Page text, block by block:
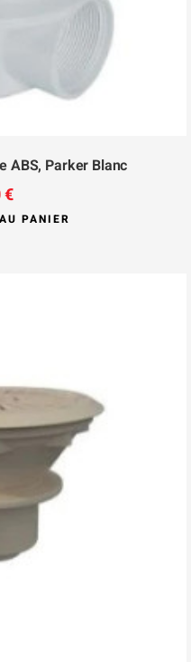
ABS, Parker Blanc
€
PANIER